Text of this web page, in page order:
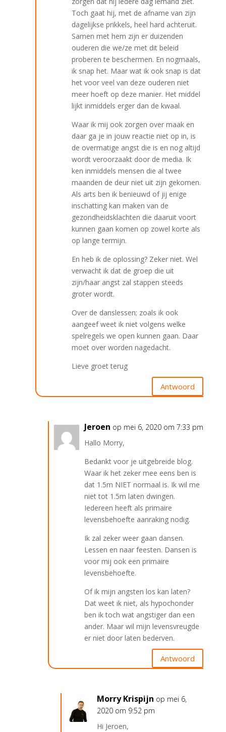
Toch gaat hij, met de afname van zijn
dagelijkse prikkels, heel hard achteruit.
Samen met hem zijn er duizenden
ouderen die we/ze met dit beleid
proberen te beschermen. En nogmaals,
ik snap het. Maar wat ik ook snap is dat
het voor veel van deze ouderen niet
meer hoeft op deze manier. Het middel
lijkt inmiddels erger dan de kwaal.
Waar ik mij ook zorgen over maak en
daar ga je in jouw reactie niet op in, is
de overmatige angst die is en nog altijd
wordt veroorzaakt door de media. Ik
ken inmiddels mensen die al twee
maanden de deur niet uit zijn gekomen.
Als arts ben ik benieuwd of jij enige
inschatting kan maken van de
gezondheidsklachten die daaruit voort
kunnen gaan komen op zowel korte als
op lange termijn.
En heb ik de oplossing? Zeker niet. Wel
verwacht ik dat de groep die uit
zijn/haar angst zal stappen steeds
groter wordt.
Over de danslessen; zoals ik ook
aangeef weet ik niet volgens welke
spelregels we open kunnen gaan. Daar
moet over worden nagedacht.
Lieve groet terug
Antwoord
Jeroen op mei 6, 2020 om 7:33 pm
Hallo Morry,
Bedankt voor je uitgebreide blog.
Waar ik het zeker mee eens ben is
dat 1.5m NIET normaal is. Ik wil me
niet tot 1.5m laten dwingen.
Iedereen heeft als primaire
levensbehoefte aanraking nodig.
Ik zal zeker weer gaan dansen.
Lessen en naar feesten. Dansen is
voor mij ook een primaire
levensbehoefte.
Of ik mijn angsten los kan laten?
Dat weet ik niet, als hypochonder
ben ik toch wat angstiger dan een
ander. Maar wil mijn levensvreugde
er niet door laten bederven.
Antwoord
Morry Krispijn op mei 6,
2020 om 9:52 pm
Hi Jeroen,